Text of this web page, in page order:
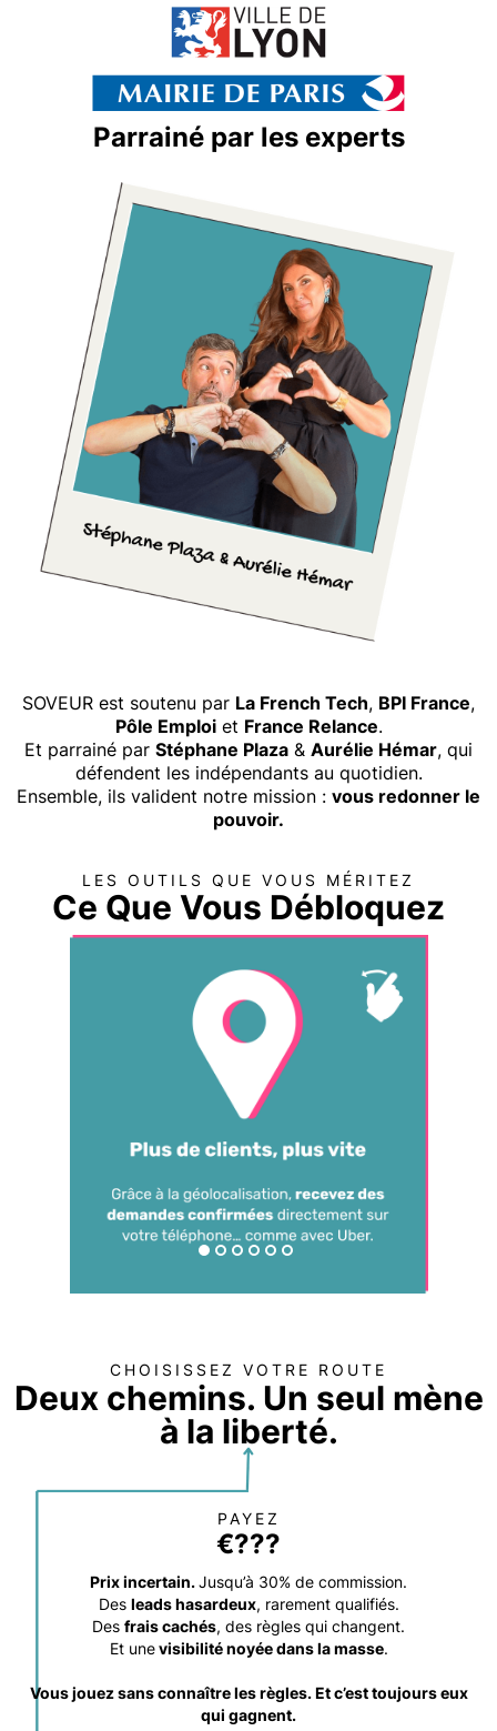
Parrainé par les experts
SOVEUR est soutenu par La French Tech, BPI France,
Pôle Emploiet France Relance.
Et parrainé par Stéphane Plaza & Aurélie Hémar, qui
défendent les indépendants au quotidien.
Ensemble, ils valident notre mission : vous redonner le
pouvoir.
LES OUTILS QUE VOUS MÉRITEZ
Ce Que Vous Débloquez
CHOISISSEZ VOTRE ROUTE
Deux chemins. Un seul mène
à la liberté.
PAYEZ
€???
Prix incertain.Jusqu’à 30% de commission.
Des leads hasardeux, rarement qualifiés.
Des frais cachés, des règles qui changent.
Et unevisibilité noyée dans la masse.
Vous jouez sans connaître les règles. Et c’est toujours eux
qui gagnent.